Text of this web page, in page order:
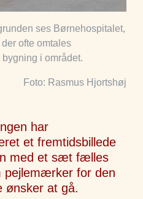
ses Børnehospitalet,
ofte omtales
i området.
Foto: Rasmus Hjortshøj
har
et fremtidsbillede
med et sæt fælles
for den
ønsker at gå.